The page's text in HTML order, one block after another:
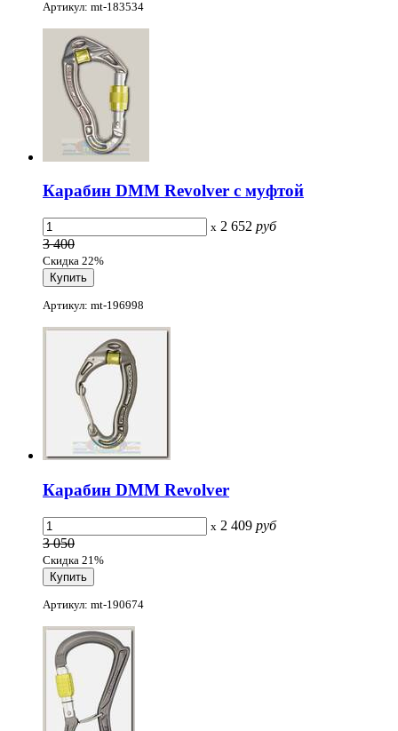
Артикул: mt-183534
Карабин DMM Revolver c муфтой
x 2 652 руб
3 400
Скидка 22%
Артикул: mt-196998
Карабин DMM Revolver
x 2 409 руб
3 050
Скидка 21%
Артикул: mt-190674